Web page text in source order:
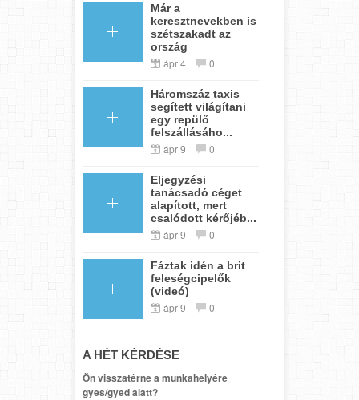
Már a
keresztnevekben is
szétszakadt az
ország
ápr 4 0
Háromszáz taxis
segített világítani
egy repülő
felszállásáho...
ápr 9 0
Eljegyzési
tanácsadó céget
alapított, mert
csalódott kérőjéb...
ápr 9 0
Fáztak idén a brit
feleségcipelők
(videó)
ápr 9 0
A HÉT KÉRDÉSE
Ön visszatérne a munkahelyére
gyes/gyed alatt?